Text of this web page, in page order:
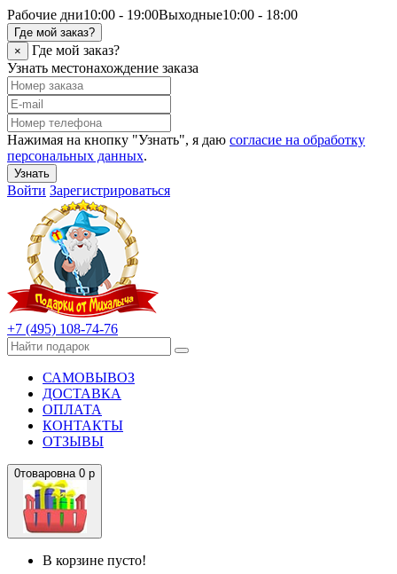
Рабочие дни10:00 - 19:00Выходные10:00 - 18:00
Где мой заказ?
×
Где мой заказ?
Узнать местонахождение заказа
Нажимая на кнопку "Узнать", я даю согласие на обработку
персональных данных.
Узнать
Войти Зарегистрироваться
+7 (495) 108-74-76
САМОВЫВОЗ
ДОСТАВКА
ОПЛАТА
КОНТАКТЫ
ОТЗЫВЫ
0товаровна 0 р
В корзине пусто!